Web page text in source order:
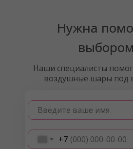
Наши специалисты
воздушные шары под
Введите ваше имя
+7
Нужна